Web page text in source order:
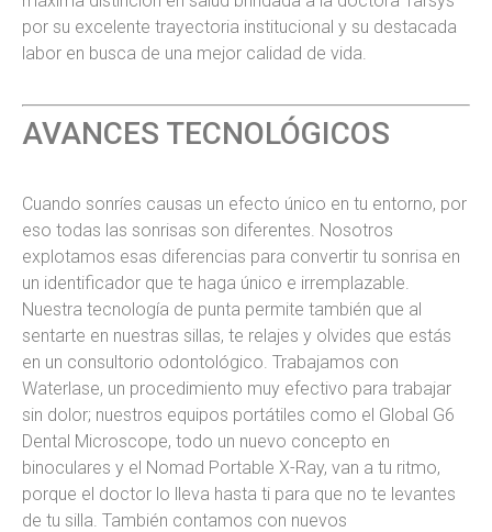
por su excelente trayectoria institucional y su destacada
labor en busca de una mejor calidad de vida.
AVANCES TECNOLÓGICOS
Cuando sonríes causas un efecto único en tu entorno, por
eso todas las sonrisas son diferentes. Nosotros
explotamos esas diferencias para convertir tu sonrisa en
un identificador que te haga único e irremplazable.
Nuestra tecnología de punta permite también que al
sentarte en nuestras sillas, te relajes y olvides que estás
en un consultorio odontológico. Trabajamos con
Waterlase, un procedimiento muy efectivo para trabajar
sin dolor; nuestros equipos portátiles como el Global G6
Dental Microscope, todo un nuevo concepto en
binoculares y el Nomad Portable X-Ray, van a tu ritmo,
porque el doctor lo lleva hasta ti para que no te levantes
de tu silla. También contamos con nuevos